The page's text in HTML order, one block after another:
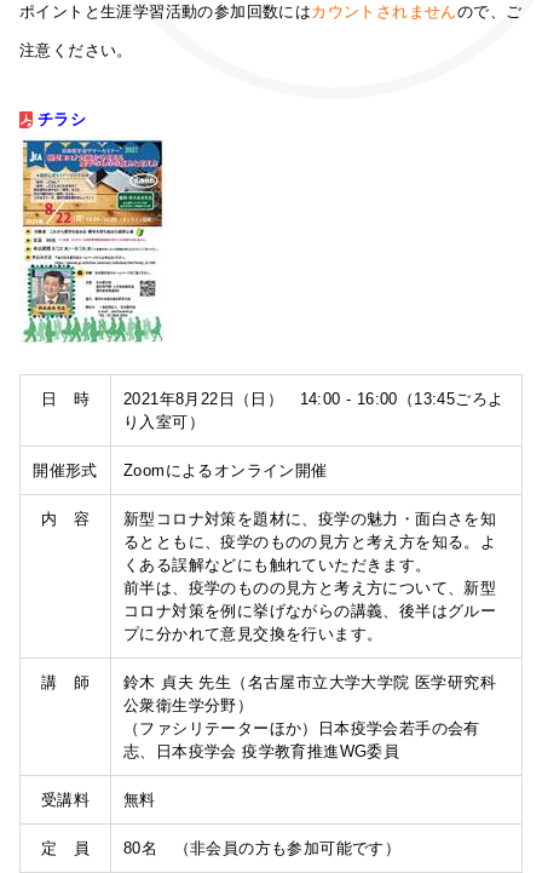
ポイントと生涯学習活動の参加回数にはカウントされませんので、ご
注意ください。
チラシ
日 時
2021年8月22日（日） 14:00 - 16:00（13:45ごろよ
り入室可）
開催形式 Zoomによるオンライン開催
内 容
新型コロナ対策を題材に、疫学の魅力・面白さを知
るとともに、疫学のものの見方と考え方を知る。よ
くある誤解などにも触れていただきます。
前半は、疫学のものの見方と考え方について、新型
コロナ対策を例に挙げながらの講義、後半はグルー
プに分かれて意見交換を行います。
講 師
鈴木 貞夫 先生（名古屋市立大学大学院 医学研究科
公衆衛生学分野）
（ファシリテーターほか）日本疫学会若手の会有
志、日本疫学会 疫学教育推進WG委員
受講料 無料
定 員 80名 （非会員の方も参加可能です）